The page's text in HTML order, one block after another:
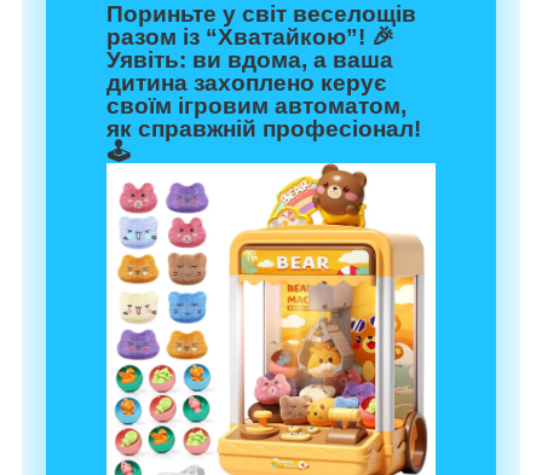
Пориньте у світ веселощів
разом із “Хватайкою”! 🎉
Уявіть: ви вдома, а ваша
дитина захоплено керує
своїм ігровим автоматом,
як справжній професіонал!
🕹️